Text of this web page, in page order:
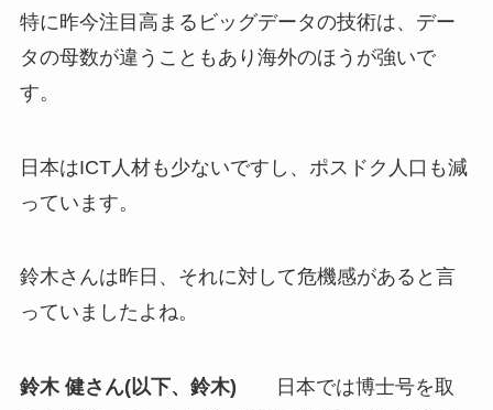
特に昨今注目高まるビッグデータの技術は、デー
タの母数が違うこともあり海外のほうが強いで
す。
日本はICT人材も少ないですし、ポスドク人口も減
っています。
鈴木さんは昨日、それに対して危機感があると言
っていましたよね。
鈴木 健さん(以下、鈴木) 日本では博士号を取